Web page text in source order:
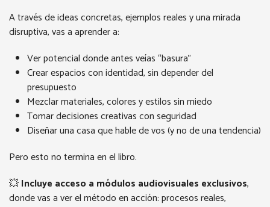
A través de ideas concretas, ejemplos reales y una mirada
disruptiva, vas a aprender a:
Ver potencial donde antes veías “basura”
Crear espacios con identidad, sin depender del
presupuesto
Mezclar materiales, colores y estilos sin miedo
Tomar decisiones creativas con seguridad
Diseñar una casa que hable de vos (y no de una tendencia)
Pero esto no termina en el libro.
💥Incluye acceso a módulos audiovisuales exclusivos,
donde vas a ver el método en acción: procesos reales,